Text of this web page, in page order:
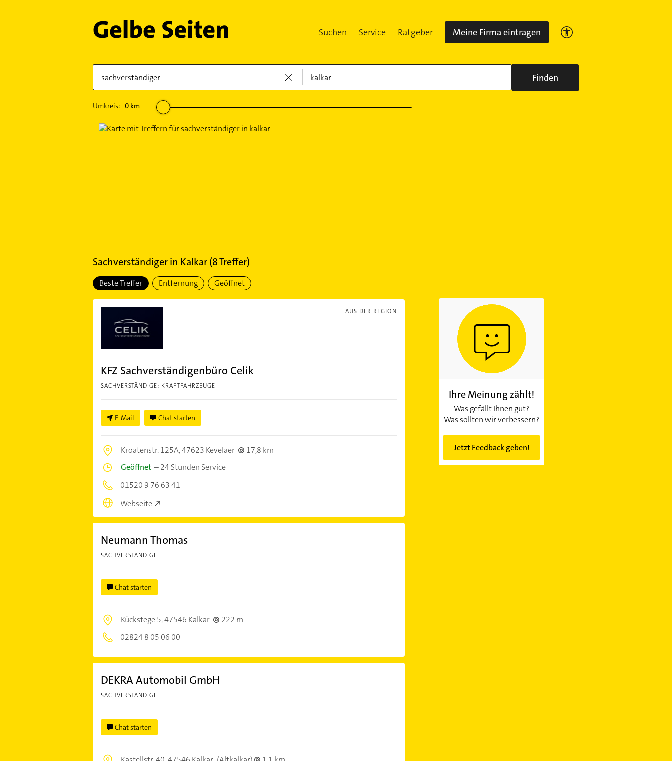
Suchen Service Ratgeber Meine Firma eintragen
Finden
Umkreis: 0km
Sachverständigerin Kalkar(8Treffer)
Beste Treffer Entfernung Geöffnet
AUS DER REGION
KFZ Sachverständigenbüro Celik
SACHVERSTÄNDIGE: KRAFTFAHRZEUGE
E-Mail Chat starten
Kroatenstr. 125A,47623 Kevelaer
17,8 km
Geöffnet–24 Stunden Service
01520 9 76 63 41
Webseite
Neumann Thomas
SACHVERSTÄNDIGE
Chat starten
Kückstege 5,47546 Kalkar
222 m
02824 8 05 06 00
DEKRA Automobil GmbH
SACHVERSTÄNDIGE
Chat starten
Ihre Meinung zählt!
Was gefällt Ihnen gut?
Was sollten wir verbessern?
Jetzt Feedback geben!